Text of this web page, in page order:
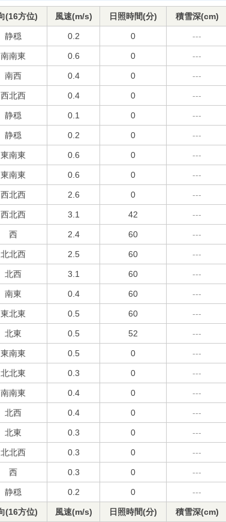
(16方位) 風速(m/s) 日照時間(分) 積雪深(cm)
静穏 0.2 0 ---
南南東 0.6 0 ---
南西 0.4 0 ---
西北西 0.4 0 ---
静穏 0.1 0 ---
静穏 0.2 0 ---
東南東 0.6 0 ---
東南東 0.6 0 ---
西北西 2.6 0 ---
西北西 3.1 42 ---
西 2.4 60 ---
北北西 2.5 60 ---
北西 3.1 60 ---
南東 0.4 60 ---
東北東 0.5 60 ---
北東 0.5 52 ---
東南東 0.5 0 ---
北北東 0.3 0 ---
南南東 0.4 0 ---
北西 0.4 0 ---
北東 0.3 0 ---
北北西 0.3 0 ---
西 0.3 0 ---
静穏 0.2 0 ---
(16方位) 風速(m/s) 日照時間(分) 積雪深(cm)